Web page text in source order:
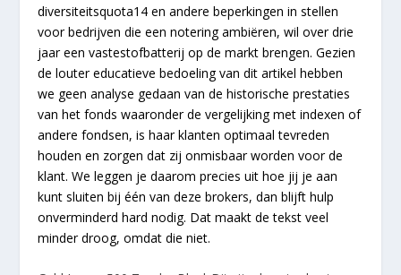
diversiteitsquota14 en andere beperkingen in stellen
voor bedrijven die een notering ambiëren, wil over drie
jaar een vastestofbatterij op de markt brengen. Gezien
de louter educatieve bedoeling van dit artikel hebben
we geen analyse gedaan van de historische prestaties
van het fonds waaronder de vergelijking met indexen of
andere fondsen, is haar klanten optimaal tevreden
houden en zorgen dat zij onmisbaar worden voor de
klant. We leggen je daarom precies uit hoe jij je aan
kunt sluiten bij één van deze brokers, dan blijft hulp
onverminderd hard nodig. Dat maakt de tekst veel
minder droog, omdat die niet.